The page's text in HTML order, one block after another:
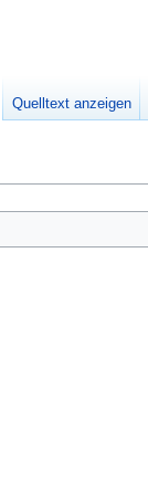
Quelltext anzeigen